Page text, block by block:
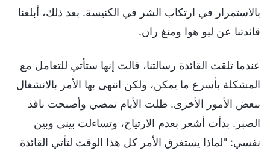
بالاستمرار في ارتكاب الشر في الكنيسة. بعد ذلك، أبلغنا
قائدتنا عن ليو هوا ومنغ ران.
عندما تلقت القائدة رسالتنا، قالت إنها ستأتي للتعامل مع
المشكلة بأسرع ما يمكن، ولكن انتهى بها الأمر بالانشغال
ببعض الأمور الأخرى. ظلت الأيام تمضي وأصبحت نافد
الصبر. بدأت أشعر بعدم الارتياح، وتساءلت بيني وبين
نفسي: "لماذا يستغرق الأمر كل هذا الوقت لتأتي القائدة